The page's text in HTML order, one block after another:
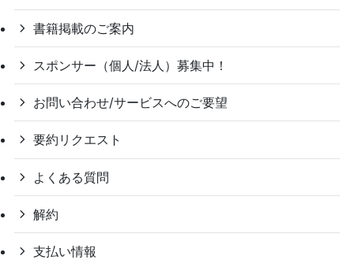
書籍掲載のご案内
スポンサー（個人/法人）募集中！
お問い合わせ/サービスへのご要望
要約リクエスト
よくある質問
解約
支払い情報